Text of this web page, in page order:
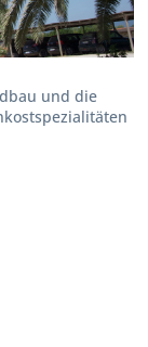
und die